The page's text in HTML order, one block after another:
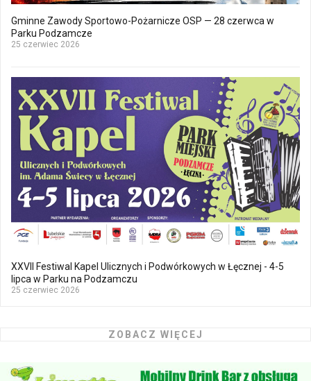
Gminne Zawody Sportowo-Pożarnicze OSP — 28 czerwca w
Parku Podzamcze
25 czerwiec 2026
XXVII Festiwal Kapel Ulicznych i Podwórkowych w Łęcznej - 4-5
lipca w Parku na Podzamczu
25 czerwiec 2026
ZOBACZ WIĘCEJ